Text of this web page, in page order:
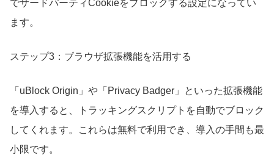
でサードパーティCookieをブロックする設定になってい
ます。
ステップ3：ブラウザ拡張機能を活用する
「uBlock Origin」や「Privacy Badger」といった拡張機能
を導入すると、トラッキングスクリプトを自動でブロック
してくれます。これらは無料で利用でき、導入の手間も最
小限です。